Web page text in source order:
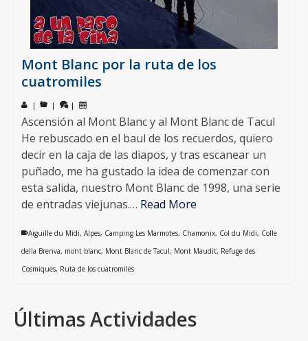
Mont Blanc por la ruta de los
cuatromiles
| | |
Ascensión al Mont Blanc y al Mont Blanc de Tacul
He rebuscado en el baul de los recuerdos, quiero
decir en la caja de las diapos, y tras escanear un
puñado, me ha gustado la idea de comenzar con
esta salida, nuestro Mont Blanc de 1998, una serie
de entradas viejunas.… Read More
Aiguille du Midi, Alpes, Camping Les Marmotes, Chamonix, Col du Midi, Colle
della Brenva, mont blanc, Mont Blanc de Tacul, Mont Maudit, Refuge des
Cosmiques, Ruta de los cuatromiles
Últimas Actividades